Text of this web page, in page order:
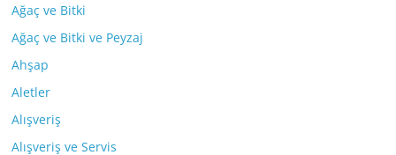
Ağaç ve Bitki
Ağaç ve Bitki ve Peyzaj
Ahşap
Aletler
Alışveriş
Alışveriş ve Servis